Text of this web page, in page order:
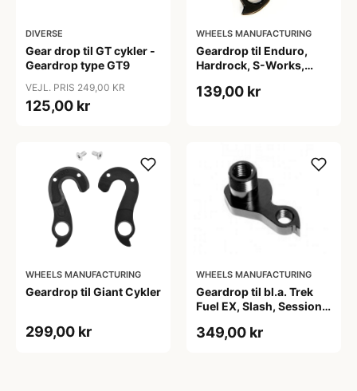
DIVERSE
Gear drop til GT cykler -
Geardrop type GT9
VEJL. PRIS 249,00 KR
125,00 kr
WHEELS MANUFACTURING
Geardrop til Enduro,
Hardrock, S-Works,
139,00 kr
WHEELS MANUFACTURING
Geardrop til Giant Cykler
299,00 kr
WHEELS MANUFACTURING
Geardrop til bl.a. Trek
Fuel EX, Slash, Session
349,00 kr